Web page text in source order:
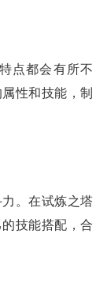
点都会有所不
性和技能，制
。在试炼之塔
技能搭配，合